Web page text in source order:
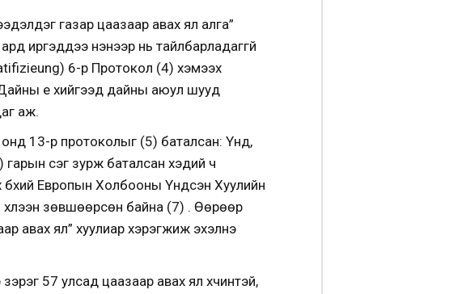
газар цаазаар авах ял алга”
иргэддээ үнэнээр нь тайлбарладаггүй
6-р Протокол (4) хэмээх
үе хийгээд дайны аюул шууд
аж.
13-р протоколыг (5) баталсан: Үүнд,
үсэг зурж баталсан хэдий ч
Европын Холбооны Үндсэн Хуулийн
зөвшөөрсөн байна (7) . Өөрөөр
авах ял” хуулиар хэрэгжиж эхэлнэ
57 улсад цаазаар авах ял хүчинтэй,